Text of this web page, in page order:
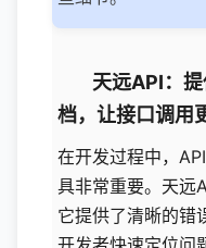
天远API：
档，让接口调用
在开发过程中，
具非常重要。天远
它提供了清晰的错